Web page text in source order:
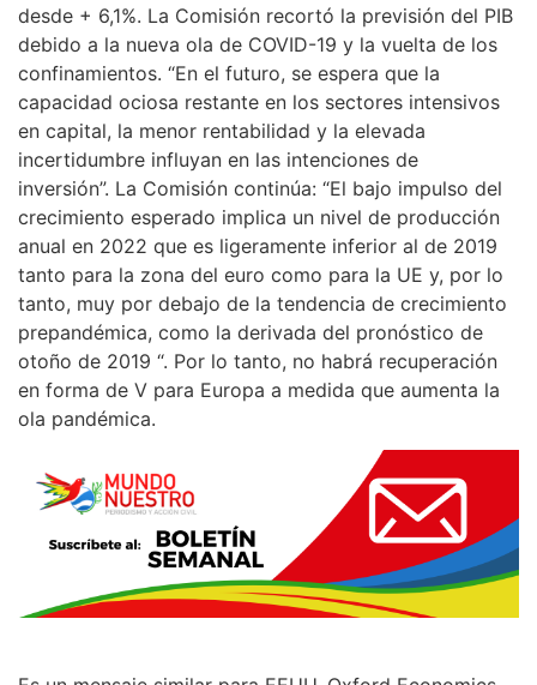
desde + 6,1%. La Comisión recortó la previsión del PIB
debido a la nueva ola de COVID-19 y la vuelta de los
confinamientos. “En el futuro, se espera que la
capacidad ociosa restante en los sectores intensivos
en capital, la menor rentabilidad y la elevada
incertidumbre influyan en las intenciones de
inversión”. La Comisión continúa: “El bajo impulso del
crecimiento esperado implica un nivel de producción
anual en 2022 que es ligeramente inferior al de 2019
tanto para la zona del euro como para la UE y, por lo
tanto, muy por debajo de la tendencia de crecimiento
prepandémica, como la derivada del pronóstico de
otoño de 2019 “. Por lo tanto, no habrá recuperación
en forma de V para Europa a medida que aumenta la
ola pandémica.